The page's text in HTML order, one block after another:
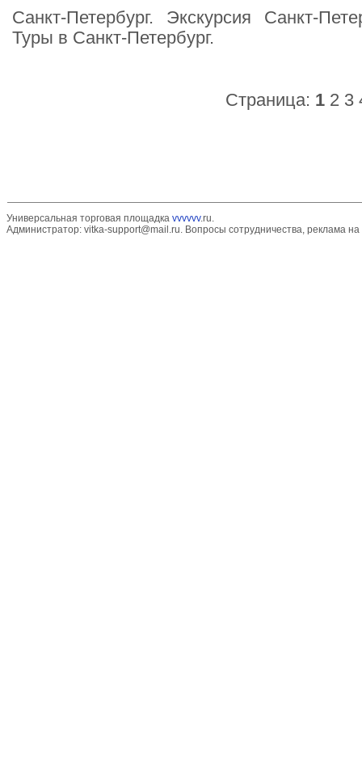
Санкт-Петербург. Экскурсия Санкт-
Туры в Санкт-Петербург.
Страница: 1 2 3
Универсальная торговая площадка vvvvvv.ru.
Администратор: vitka-support@mail.ru. Вопросы сотрудничества, реклама